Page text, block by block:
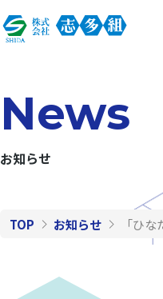
News
お知らせ
TOP お知らせ